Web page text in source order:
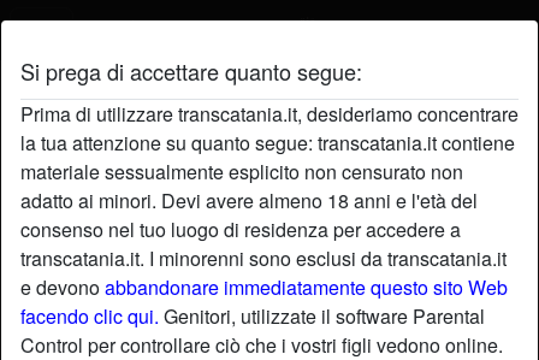
Si prega di accettare quanto segue:
Prima di utilizzare transcatania.it, desideriamo concentrare
la tua attenzione su quanto segue: transcatania.it contiene
materiale sessualmente esplicito non censurato non
adatto ai minori. Devi avere almeno 18 anni e l'età del
consenso nel tuo luogo di residenza per accedere a
transcatania.it. I minorenni sono esclusi da transcatania.it
e devonoabbandonare immediatamente questo sito Web
facendo clic qui. Genitori, utilizzate il software Parental
Control per controllare ciò che i vostri figli vedono online.
Profilo di parolaccia